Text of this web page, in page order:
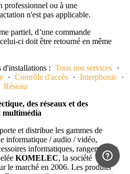
professionnel ou à une
n'est pas applicable.
partiel, d’une commande
ci doit être retourné en même
d'installations : Tous nos services ·
· Contrôle d'accès · Interphonie ·
Réseau
des réseaux et des
multimédia
et distribue les gammes de
informatique / audio / vidéo,
informatiques, rangement et
KOMELEC, la société
le marché en 2006. Les produits